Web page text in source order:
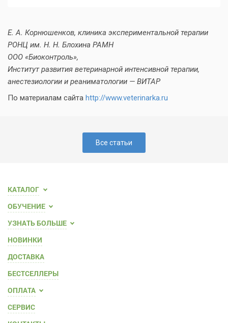
Е. А. Корнюшенков, клиника экспериментальной терапии
РОНЦ им. Н. Н. Блохина РАМН
ООО «Биоконтроль»,
Институт развития ветеринарной интенсивной терапии,
анестезиологии и реаниматологии — ВИТАР
По материалам сайта http://www.veterinarka.ru
Все статьи
КАТАЛОГ
ОБУЧЕНИЕ
УЗНАТЬ БОЛЬШЕ
НОВИНКИ
ДОСТАВКА
БЕСТСЕЛЛЕРЫ
ОПЛАТА
СЕРВИС